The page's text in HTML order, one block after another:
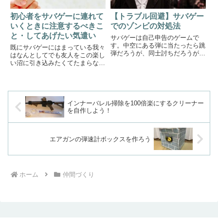
初心者をサバゲーに連れて
いくときに注意するべきこ
と・してあげたい気遣い
既にサバゲーにはまっている我々
はなんとしてでも友人をこの楽し
い沼に引き込みたくてたまらなく
とは来るだけ！」という状態に
し...
【トラブル回避】サバゲー
でのゾンビの対処法
サバゲーは自己申告のゲームで
す。中空にある弾に当たったら跳
弾だろうが、同士討ちだろうが、
ゾンビと呼ばれ、蛇蝎のごとく忌
み...
インナーバレル掃除を100倍楽にするクリーナー
を自作しよう！
エアガンの弾速計ボックスを作ろう
ホーム 仲間づくり